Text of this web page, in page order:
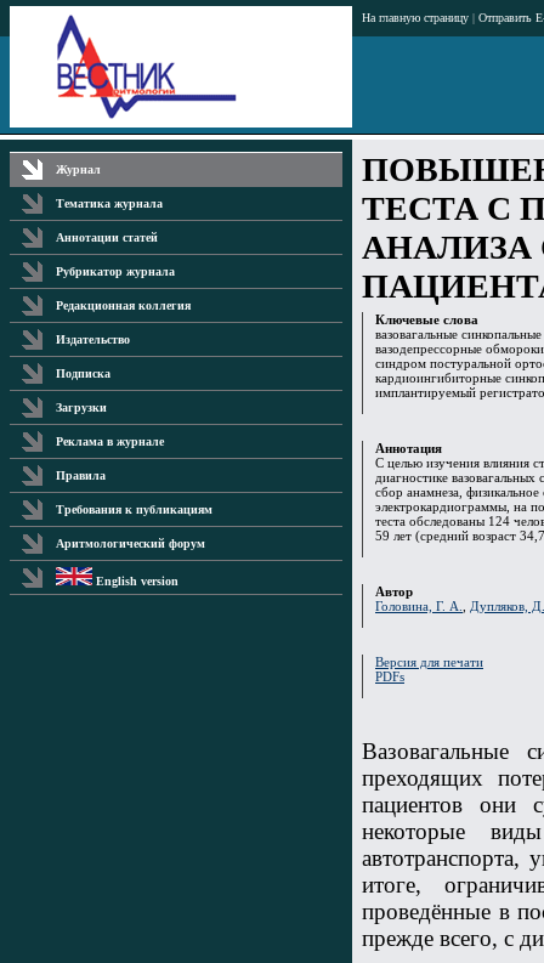
На главную страницу | Отправить
Журнал
Тематика журнала
Аннотации статей
Рубрикатор журнала
Редакционная коллегия
Издательство
Подписка
Загрузки
Реклама в журнале
Правила
Требования к публикациям
Аритмологический форум
English version
ТЕСТА С
Ключевые слова
вазовагальные
вазодепрессорные
синдром постуральной
кардиоингибиторные
имплантируемый
Аннотация
С целью изучения влияния
диагностике
сбор анамнеза,
электрокардиограммы, на
теста обследованы 124
59 лет (средний возраст
Автор
Головина, Г. А.
Дупляков,
Версия для печати
PDFs
Вазовагальные
преходящих
пациентов они
некоторые
автотранспорта,
итоге,
проведённые в
прежде всего, с